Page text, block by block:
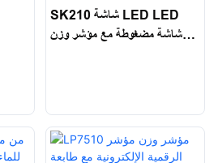
SK210 شاشة LED LED
شاشة مضغوطة مع مؤشر وزن